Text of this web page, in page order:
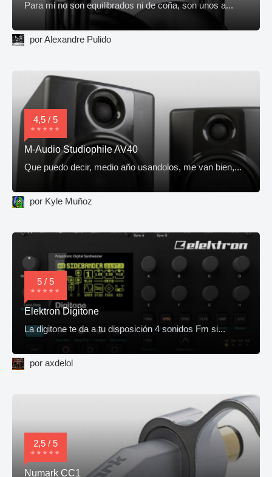
Para mi no son equilibrados ni de coña, son unos a...
por Alexandre Pulido
4,5 / 5
M-Audio Studiophile AV40
Que puedo decir, medio año usandolos, me van bien,...
por Kyle Muñoz
5 / 5
Elektron Digitone
La digitone te da a tu disposición 4 sonidos Fm si...
por axdelol
2,5 / 5
Numark CC1